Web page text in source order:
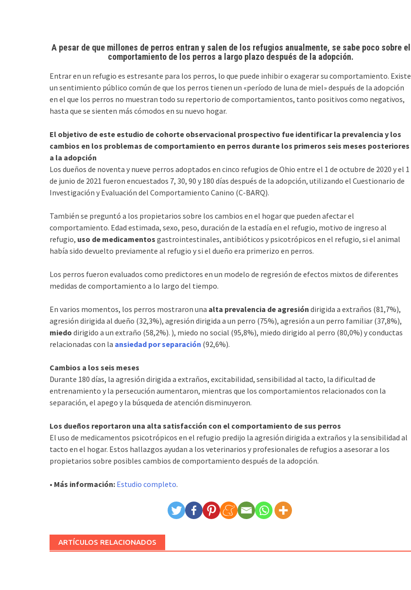
A pesar de que millones de perros entran y salen de los refugios anualmente, se sabe poco sobre el
comportamiento de los perros a largo plazo después de la adopción.
Entrar en un refugio es estresante para los perros, lo que puede inhibir o exagerar su comportamiento. Existe
un sentimiento público común de que los perros tienen un «período de luna de miel» después de la adopción
en el que los perros no muestran todo su repertorio de comportamientos, tanto positivos como negativos,
hasta que se sienten más cómodos en su nuevo hogar.
El objetivo de este estudio de cohorte observacional prospectivo fue identificar la prevalencia y los
cambios en los problemas de comportamiento en perros durante los primeros seis meses posteriores
a la adopción
Los dueños de noventa y nueve perros adoptados en cinco refugios de Ohio entre el 1 de octubre de 2020 y el 1
de junio de 2021 fueron encuestados 7, 30, 90 y 180 días después de la adopción, utilizando el Cuestionario de
Investigación y Evaluación del Comportamiento Canino (C-BARQ).
También se preguntó a los propietarios sobre los cambios en el hogar que pueden afectar el
comportamiento. Edad estimada, sexo, peso, duración de la estadía en el refugio, motivo de ingreso al
refugio, uso de medicamentos gastrointestinales, antibióticos y psicotrópicos en el refugio, si el animal
había sido devuelto previamente al refugio y si el dueño era primerizo en perros.
Los perros fueron evaluados como predictores en un modelo de regresión de efectos mixtos de diferentes
medidas de comportamiento a lo largo del tiempo.
En varios momentos, los perros mostraron una alta prevalencia de agresión dirigida a extraños (81,7%),
agresión dirigida al dueño (32,3%), agresión dirigida a un perro (75%), agresión a un perro familiar (37,8%),
miedo dirigido a un extraño (58,2%). ), miedo no social (95,8%), miedo dirigido al perro (80,0%) y conductas
relacionadas con la ansiedad por separación (92,6%).
Cambios a los seis meses
Durante 180 días, la agresión dirigida a extraños, excitabilidad, sensibilidad al tacto, la dificultad de
entrenamiento y la persecución aumentaron, mientras que los comportamientos relacionados con la
separación, el apego y la búsqueda de atención disminuyeron.
Los dueños reportaron una alta satisfacción con el comportamiento de sus perros
El uso de medicamentos psicotrópicos en el refugio predijo la agresión dirigida a extraños y la sensibilidad al
tacto en el hogar. Estos hallazgos ayudan a los veterinarios y profesionales de refugios a asesorar a los
propietarios sobre posibles cambios de comportamiento después de la adopción.
• Más información: Estudio completo.
ARTÍCULOS RELACIONADOS